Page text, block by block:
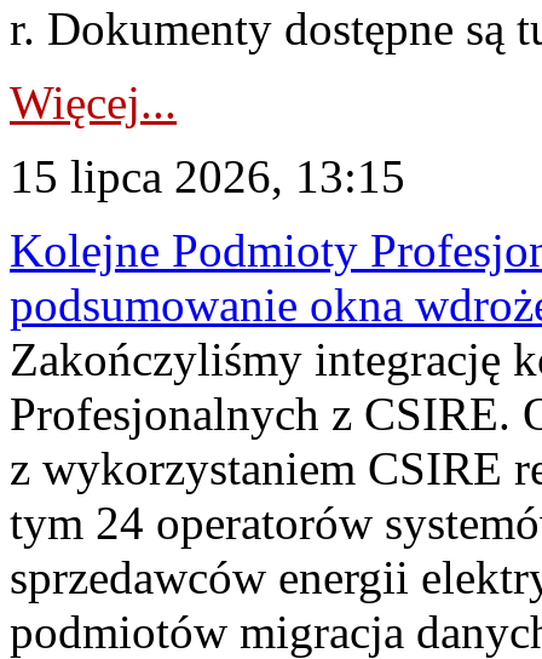
r. Dokumenty dostępne są
Więcej...
15 lipca 2026, 13:15
Kolejne Podmioty
podsumowanie okna
Zakończyliśmy integrację
Profesjonalnych z CSIRE.
z wykorzystaniem CSIRE
tym 24 operatorów
sprzedawców energii
podmiotów migracja